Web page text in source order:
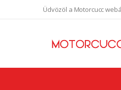
Üdvözöl a Motorcucc